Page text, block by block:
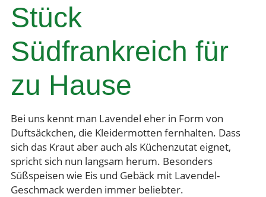
Stück
Südfrankreich für
zu Hause
Bei uns kennt man Lavendel eher in Form von
Duftsäckchen, die Kleidermotten fernhalten. Dass
sich das Kraut aber auch als Küchenzutat eignet,
spricht sich nun langsam herum. Besonders
Süßspeisen wie Eis und Gebäck mit Lavendel-
Geschmack werden immer beliebter.